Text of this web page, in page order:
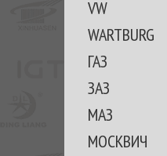
VW
WARTBURG
ГАЗ
ЗАЗ
МАЗ
МОСКВИЧ